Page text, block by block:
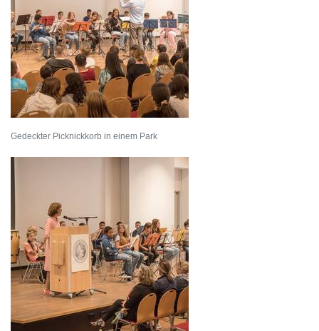
Gedeckter Picknickkorb in einem Park